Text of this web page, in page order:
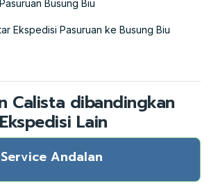
Busung Biu
Ekspedisi Pasuruan ke Busung Biu
Calista dibandingkan
Ekspedisi Lain
Andalan